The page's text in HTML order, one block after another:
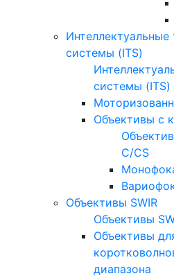
системы (ITS)
системы (ITS)
Объективы с
C/CS
Объективы SWIR
Объективы
Объективы
диапазона